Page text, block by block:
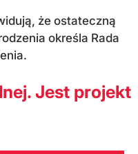
że ostateczną
określa Rada
Jest projekt